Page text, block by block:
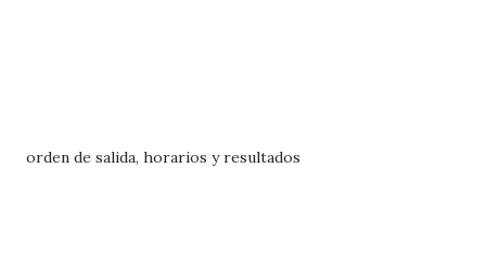
orden de salida, horarios y resultados